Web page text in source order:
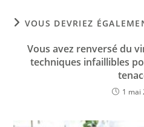
VOUS DEVRIEZ
Vous avez renversé du
techniques infaillibles
1 mai